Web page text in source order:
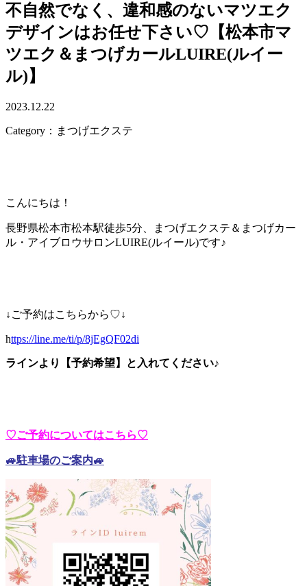
不自然でなく、違和感のないマツエク
デザインはお任せ下さい♡【松本市マ
ツエク＆まつげカールLUIRE(ルイー
ル)】
2023.12.22
Category：まつげエクステ
こんにちは！
長野県松本市松本駅徒歩5分、まつげエクステ＆まつげカー
ル・アイブロウサロンLUIRE(ルイール)です♪
↓ご予約はこちらから♡↓
https://line.me/ti/p/8jEgQF02di
ラインより【予約希望】と入れてください♪
♡ご予約についてはこちら♡
🚙駐車場のご案内🚙